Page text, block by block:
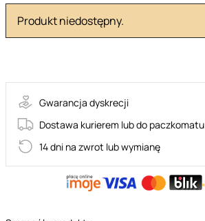
Produkt niedostępny.
Gwarancja dyskrecji
Dostawa kurierem lub do paczkomatu
14 dni na zwrot lub wymianę